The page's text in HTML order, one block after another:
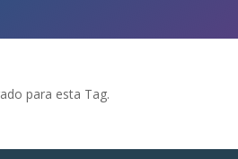
para esta Tag.